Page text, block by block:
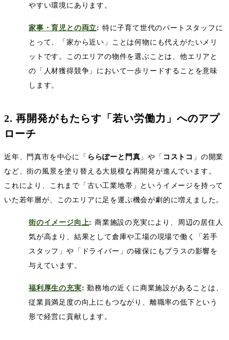
やすい環境にあります。
家事・育児との両立: 特に子育て世代のパートスタッフに
とって、「家から近い」ことは何物にも代えがたいメリ
ットです。このエリアの物件を選ぶことは、他エリアと
の「人材獲得競争」において一歩リードすることを意味
します。
2. 再開発がもたらす「若い労働力」へのアプ
ローチ
近年、門真市を中心に「 ららぽーと門真 」や「 コストコ 」の開業
など、街の風景を塗り替える大規模な再開発が進んでいます。
これにより、これまで「古い工業地帯」というイメージを持って
いた若年層が、このエリアに足を運ぶ機会が劇的に増えました。
街のイメージ向上: 商業施設の充実により、周辺の居住人
気が高まり、結果として倉庫や工場の現場で働く「若手
スタッフ」や「ドライバー」の確保にもプラスの影響を
与えています。
福利厚生の充実: 勤務地の近くに商業施設があることは、
従業員満足度の向上にもつながり、離職率の低下という
形で経営に貢献します。